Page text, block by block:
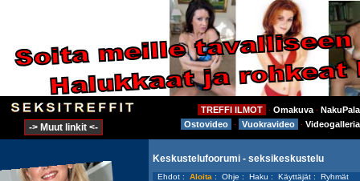
TREFFI ILMOT ⋅ Omakuva ⋅
Ostovideo
⋅ Vuokravideo ⋅ Videogalleria
-> Muut linkit <-
Keskustelufoorumi - seksikeskustelu
Ehdot : Aloita : Ohje : Haku : Käyttäjät : Ryhmät